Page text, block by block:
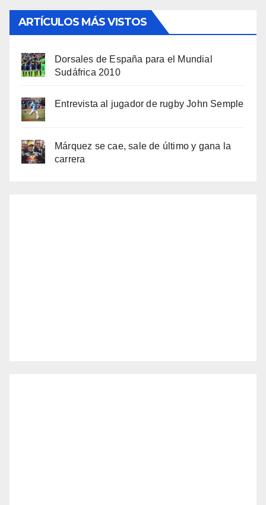
ARTÍCULOS MÁS VISTOS
Dorsales de España para el Mundial
Sudáfrica 2010
Entrevista al jugador de rugby John Semple
Márquez se cae, sale de último y gana la
carrera